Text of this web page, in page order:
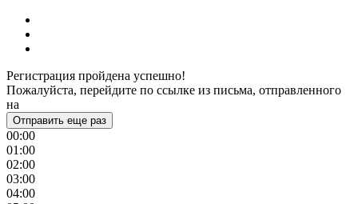
Регистрация пройдена успешно!
Пожалуйста, перейдите по ссылке из письма, отправленного
на
Отправить еще раз
00:00
01:00
02:00
03:00
04:00